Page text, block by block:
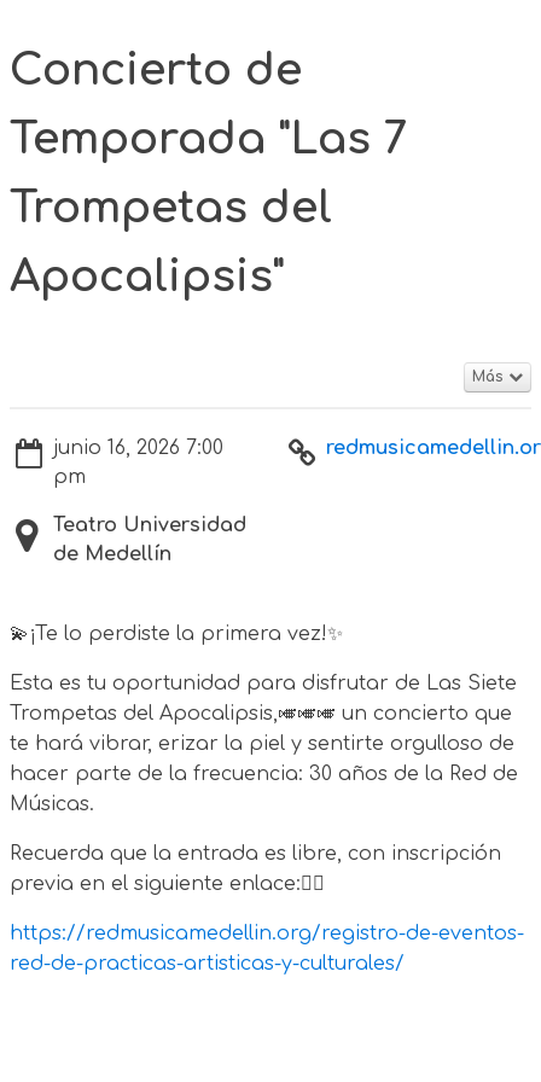
Concierto de
Temporada "Las 7
Trompetas del
Apocalipsis"
Más
junio 16, 2026 7:00
pm
Teatro Universidad
de Medellín
💫¡Te lo perdiste la primera vez!✨
Esta es tu oportunidad para disfrutar de Las Siete
Trompetas del Apocalipsis,🎺🎺🎺 un concierto que
te hará vibrar, erizar la piel y sentirte orgulloso de
hacer parte de la frecuencia: 30 años de la Red de
Músicas.
Recuerda que la entrada es libre, con inscripción
previa en el siguiente enlace:👇🏻
https://redmusicamedellin.org/registro-de-eventos-
red-de-practicas-artisticas-y-culturales/